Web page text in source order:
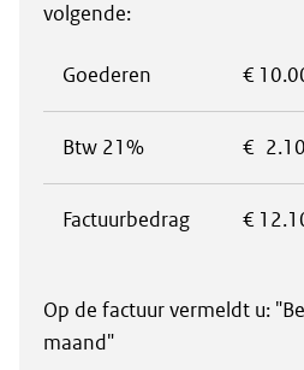
volgende:
Goederen €
Btw 21% €
Factuurbedrag €
Op de factuur vermeldt u:
maand"